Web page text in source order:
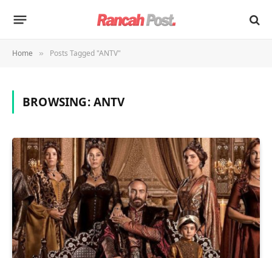
Home » Posts Tagged "ANTV"
BROWSING:ANTV